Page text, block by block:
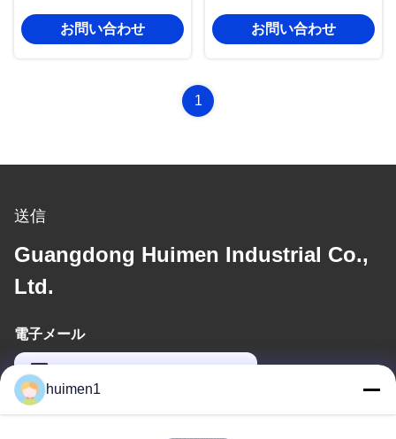
お問い合わせ お問い合わせ
1
送信
Guangdong Huimen Industrial Co.,
Ltd.
電子メール
huimen1